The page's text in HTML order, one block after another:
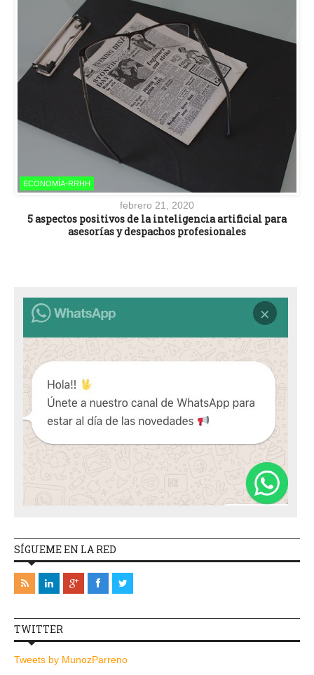
ECONOMÍA-RRHH
febrero 21, 2020
5 aspectos positivos de la inteligencia artificial para
asesorías y despachos profesionales
SÍGUEME EN LA RED
TWITTER
Tweets by MunozParreno